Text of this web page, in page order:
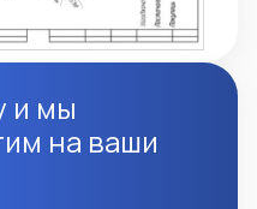
и мы
на ваши